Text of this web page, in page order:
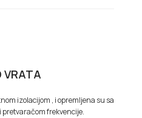
VRATA
izolacijom , i opremljena su sa
frekvencije.